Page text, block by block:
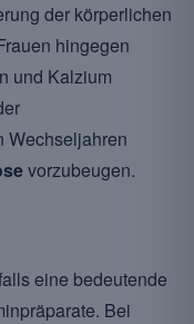
der körperlichen
hingegen
und Kalzium
Wechseljahren
vorzubeugen.
eine bedeutende
Bei